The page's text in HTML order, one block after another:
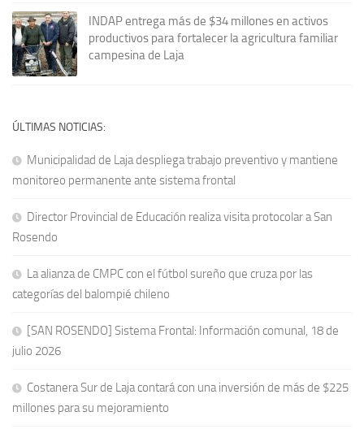
INDAP entrega más de $34 millones en activos
productivos para fortalecer la agricultura familiar
campesina de Laja
ÚLTIMAS NOTICIAS:
Municipalidad de Laja despliega trabajo preventivo y mantiene
monitoreo permanente ante sistema frontal
Director Provincial de Educación realiza visita protocolar a San
Rosendo
La alianza de CMPC con el fútbol sureño que cruza por las
categorías del balompié chileno
[SAN ROSENDO] Sistema Frontal: Información comunal, 18 de
julio 2026
Costanera Sur de Laja contará con una inversión de más de $225
millones para su mejoramiento